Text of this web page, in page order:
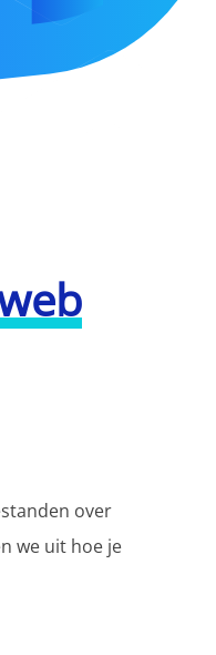
over
we uit hoe je